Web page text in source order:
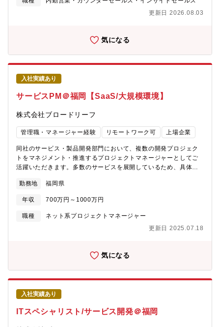
働き方・残業平均は20時間・離職率5％以下・基本的には出社 ※
の業務、課題解決に寄与するコンサルティング、データ分析の有
カスタマーリングスについて企業が持つ顧客情報、購買履歴、行
動履歴など、顧客に関するあらゆるデータを統合。そこから顧客
を詳細に分析・抽出（セグメント）し、実際の打ち手の実行まで
ワンストップで実行できる、顧客実感型のマーケティングプラッ
トフォームです。
更新日 2026.08.03
気になる
入社実績あり
サービスPM＠福岡【SaaS/大規模環境】
株式会社ブロードリーフ
管理職・マネージャー経験 リモートワーク可 上場企業
同社のサービス・製品開発部門において、複数の開発プロジェク
トをマネジメント・推進するプロジェクトマネージャーとしてご
活躍いただきます。多数のサービスを展開しているため、具体的
性やご希望を通じてアサインを予定しております。※勤務地によ
って業務内容が変わることはありません、福岡へのUターン・Iタ
ーンも歓迎です。【募集背景】現在、多数のプロジェクトが並行
して動いており、業績も大きく伸びている最中です。更なる事業
ロジェクトとしてマネージャーとして熱意を持って仕事に取り組
トマネージャーとして複数のプロジェクト、大規模なプロジェク
トを円滑に進行させる・プロジェクト関係者、ステークホルダー
としっかり対話を積み重ねて、良好な関係を築く・プロジェクト
の意義をチームに浸透させ、エンゲージメントを高める【職務内
容】・サービス開発プロジェクトのプロジェクトマネージャーと
しての業務全般・プロジェクトの進捗状況、予算の配分、リソー
スの割り当てと管理・協力会社を含むプロジェクトメンバーのマ
ネジメント※上記は一例です【技術環境】※開発環境の一例で
勤務地 福岡県
年収 700万円～1000万円
職種
ネット系プロジェクトマネージャー
更新日 2025.07.18
気になる
入社実績あり
ITスペシャリスト/サービス開発＠福岡